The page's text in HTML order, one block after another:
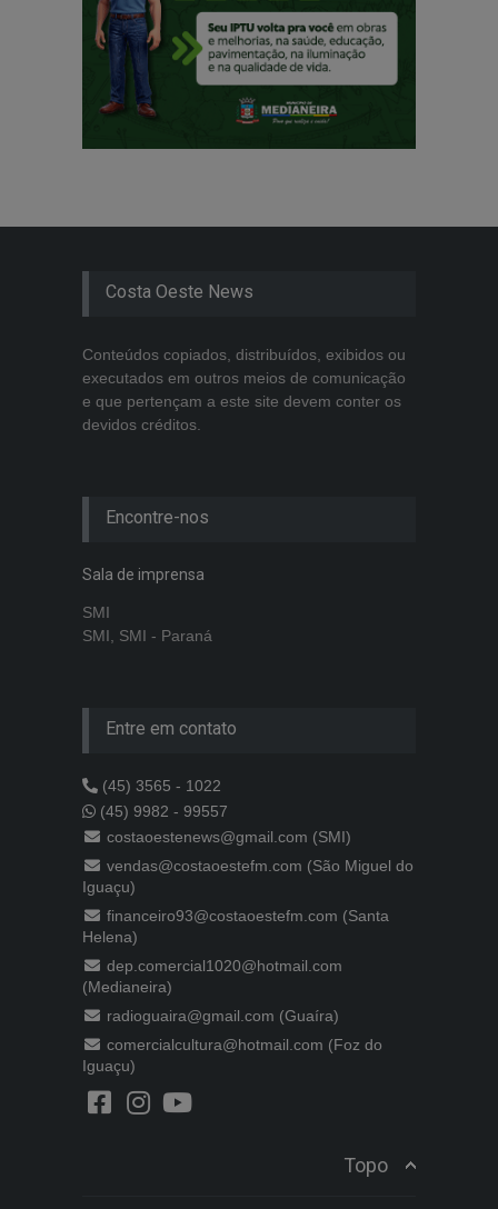
Costa Oeste News
Conteúdos copiados, distribuídos, exibidos ou
executados em outros meios de comunicação
e que pertençam a este site devem conter os
devidos créditos.
Encontre-nos
Sala de imprensa
SMI
SMI, SMI - Paraná
Entre em contato
(45) 3565 - 1022
(45) 9982 - 99557
costaoestenews@gmail.com (SMI)
vendas@costaoestefm.com (São Miguel do
Iguaçu)
financeiro93@costaoestefm.com (Santa
Helena)
dep.comercial1020@hotmail.com
(Medianeira)
radioguaira@gmail.com (Guaíra)
comercialcultura@hotmail.com (Foz do
Iguaçu)
Topo